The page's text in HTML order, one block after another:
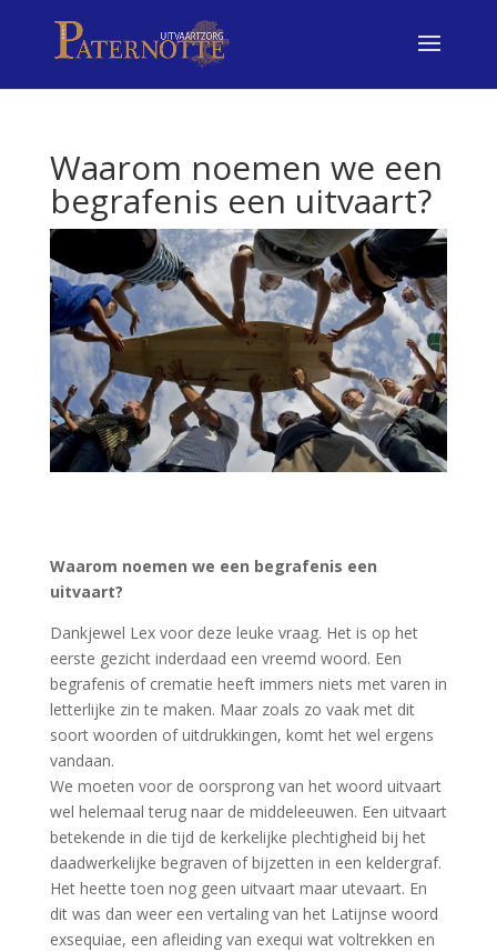
Waarom noemen we een
begrafenis een uitvaart?
Waarom noemen we een begrafenis een
uitvaart?
Dankjewel Lex voor deze leuke vraag. Het is op het
eerste gezicht inderdaad een vreemd woord. Een
begrafenis of crematie heeft immers niets met varen in
letterlijke zin te maken. Maar zoals zo vaak met dit
soort woorden of uitdrukkingen, komt het wel ergens
vandaan.
We moeten voor de oorsprong van het woord uitvaart
wel helemaal terug naar de middeleeuwen. Een uitvaart
betekende in die tijd de kerkelijke plechtigheid bij het
daadwerkelijke begraven of bijzetten in een keldergraf.
Het heette toen nog geen uitvaart maar utevaart. En
dit was dan weer een vertaling van het Latijnse woord
exsequiae, een afleiding van exequi wat voltrekken en